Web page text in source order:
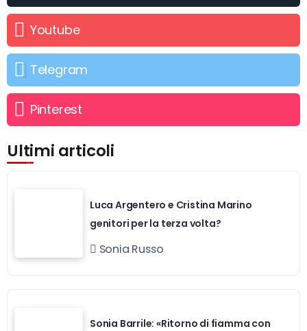
Youtube
Telegram
Pinterest
Ultimi articoli
Luca Argentero e Cristina Marino
genitori per la terza volta?
Sonia Russo
Sonia Barrile: «Ritorno di fiamma con